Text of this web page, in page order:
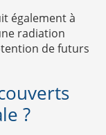
également à
radiation
de futurs
?